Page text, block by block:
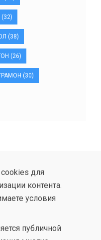
(32)
(38)
(26)
(30)
для
контента.
условия
публичной